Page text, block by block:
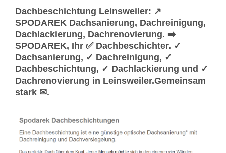
Dachbeschichtung Leinsweiler: ↗️
SPODAREK Dachsanierung, Dachreinigung,
Dachlackierung, Dachrenovierung. ➡️
SPODAREK, Ihr ✅ Dachbeschichter. ✓
Dachsanierung, ✓ Dachreinigung, ✓
Dachbeschichtung, ✓ Dachlackierung und ✓
Dachrenovierung in Leinsweiler.Gemeinsam
stark ✉.